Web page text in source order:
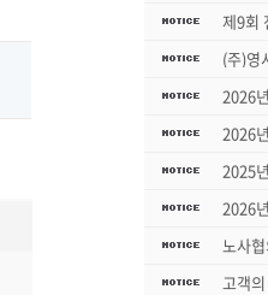
제9회
(주)영
2026
2026
2025
2026
노사
고객